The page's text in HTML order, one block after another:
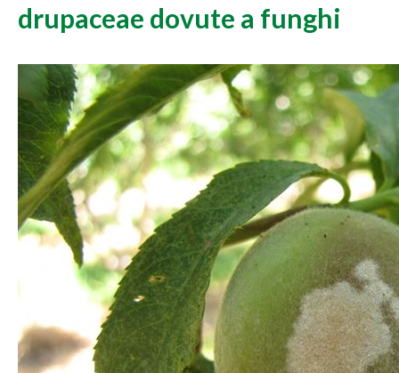
drupaceae dovute a funghi